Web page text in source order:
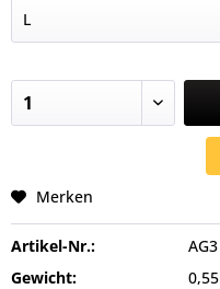
Merken
Artikel-Nr.:
AG3
Gewicht: